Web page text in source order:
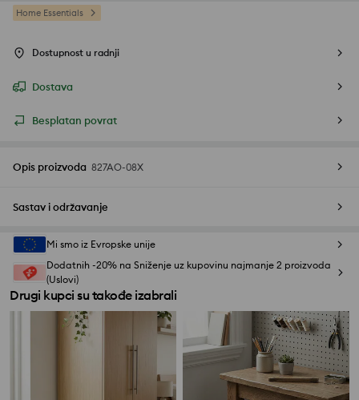
Home Essentials
Dostupnost u radnji
Dostava
Besplatan povrat
Opis proizvoda 827AO-08X
Sastav i održavanje
Mi smo iz Evropske unije
Dodatnih -20% na Sniženje uz kupovinu najmanje 2 proizvoda
(Uslovi)
Drugi kupci su takođe izabrali